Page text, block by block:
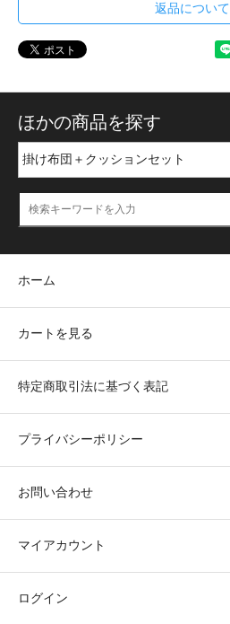
返品について
ほかの商品を探す
ホーム
カートを見る
特定商取引法に基づく表記
プライバシーポリシー
お問い合わせ
マイアカウント
ログイン